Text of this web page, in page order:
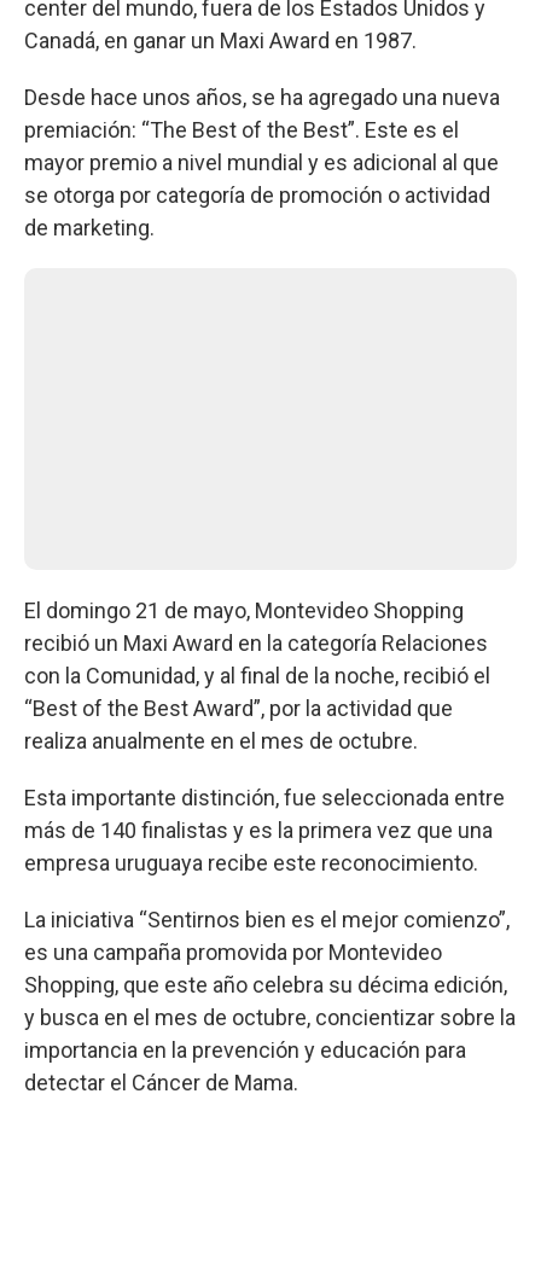
center del mundo, fuera de los Estados Unidos y
Canadá, en ganar un Maxi Award en 1987.
Desde hace unos años, se ha agregado una nueva
premiación: “The Best of the Best”. Este es el
mayor premio a nivel mundial y es adicional al que
se otorga por categoría de promoción o actividad
de marketing.
El domingo 21 de mayo, Montevideo Shopping
recibió un Maxi Award en la categoría Relaciones
con la Comunidad, y al final de la noche, recibió el
“Best of the Best Award”, por la actividad que
realiza anualmente en el mes de octubre.
Esta importante distinción, fue seleccionada entre
más de 140 finalistas y es la primera vez que una
empresa uruguaya recibe este reconocimiento.
La iniciativa “Sentirnos bien es el mejor comienzo”,
es una campaña promovida por Montevideo
Shopping, que este año celebra su décima edición,
y busca en el mes de octubre, concientizar sobre la
importancia en la prevención y educación para
detectar el Cáncer de Mama.